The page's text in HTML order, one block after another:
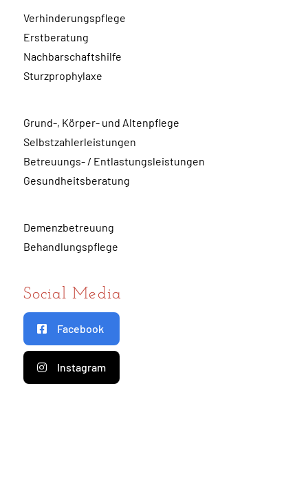
Verhinderungspflege
Erstberatung
Nachbarschaftshilfe
Sturzprophylaxe
Grund-, Körper- und Altenpflege
Selbstzahlerleistungen
Betreuungs- / Entlastungsleistungen
Gesundheitsberatung
Demenzbetreuung
Behandlungspflege
Social Media
Facebook
Instagram